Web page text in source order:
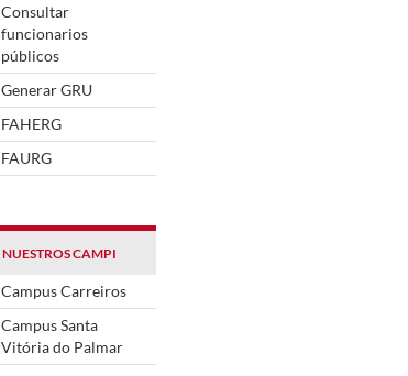
Consultar
funcionarios
públicos
Generar GRU
FAHERG
FAURG
NUESTROS CAMPI
Campus Carreiros
Campus Santa
Vitória do Palmar